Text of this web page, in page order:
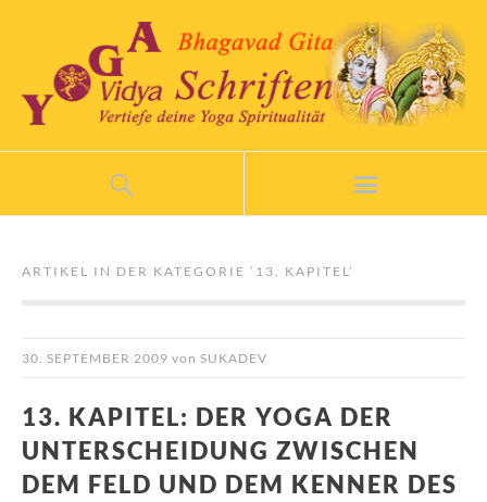
ARTIKEL IN DER KATEGORIE ‘ 13. KAPITEL’
30. SEPTEMBER 2009 von SUKADEV
13. KAPITEL: DER YOGA DER
UNTERSCHEIDUNG ZWISCHEN
DEM FELD UND DEM KENNER DES